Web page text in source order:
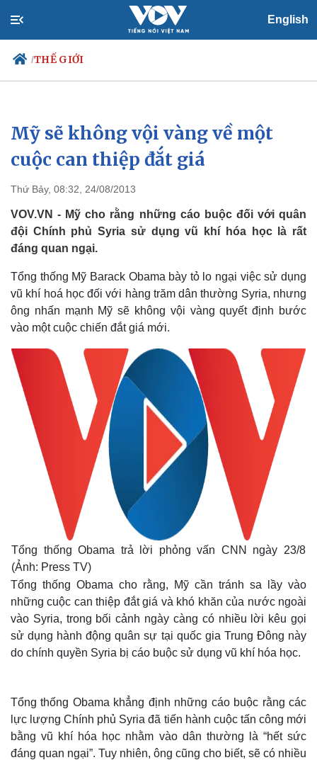
English
/THẾ GIỚI
Chính trị
Đảng
Tổ chức nhân sự
Nhận diện sự thật
Xã hội
Tin 24h
Dự báo thời tiết
Việc làm
Biển đảo
Mỹ sẽ không vội vàng về một
cuộc can thiệp đắt giá
Thứ Bảy, 08:32, 24/08/2013
VOV.VN - Mỹ cho rằng những cáo buộc đối với quân
đội Chính phủ Syria sử dụng vũ khí hóa học là rất
đáng quan ngại.
Tổng thống Mỹ Barack Obama bày tỏ lo ngại việc sử dụng
vũ khí hoá học đối với hàng trăm dân thường Syria, nhưng
ông nhấn mạnh Mỹ sẽ không vội vàng quyết định bước
vào một cuộc chiến đắt giá mới.
Tổng thống Obama trả lời phỏng vấn CNN ngày 23/8
(Ảnh: Press TV)
Tổng thống Obama cho rằng, Mỹ cần tránh sa lầy vào
những cuộc can thiệp đắt giá và khó khăn của nước ngoài
vào Syria, trong bối cảnh ngày càng có nhiều lời kêu gọi
sử dụng hành động quân sự tại quốc gia Trung Đông này
do chính quyền Syria bị cáo buộc sử dụng vũ khí hóa học.
Tổng thống Obama khẳng định những cáo buộc rằng các
lực lượng Chính phủ Syria đã tiến hành cuộc tấn công mới
bằng vũ khí hóa học nhằm vào dân thường là “hết sức
đáng quan ngại”. Tuy nhiên, ông cũng cho biết, sẽ có nhiều